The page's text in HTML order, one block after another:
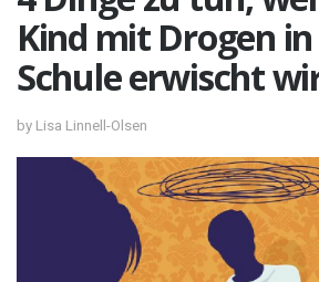
Kind mit Drogen
Schule erwischt
by Lisa Linnell-Olsen